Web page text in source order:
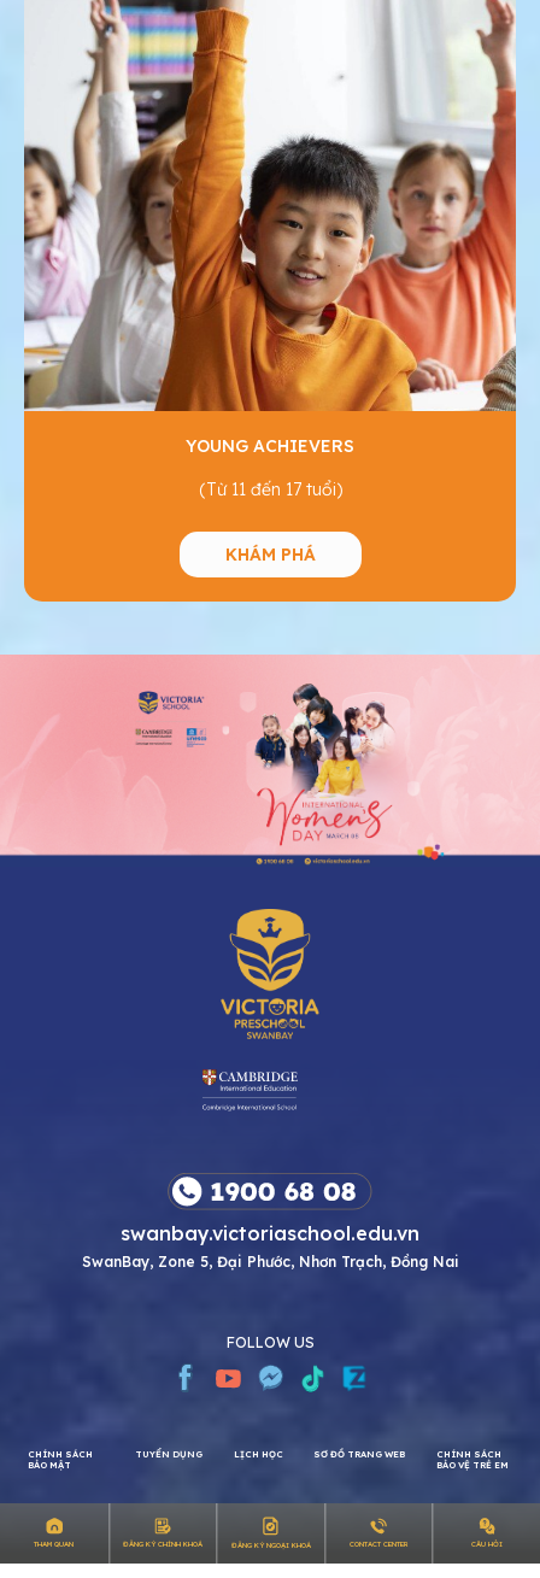
YOUNG ACHIEVERS
(Từ 11 đến 17 tuổi)
KHÁM PHÁ
swanbay.victoriaschool.edu.vn
SwanBay, Zone 5, Đại Phước, Nhơn Trạch, Đồng Nai
FOLLOW US
CHÍNH SÁCH
TUYỂN DỤNG LỊCH HỌC SƠ ĐỒ TRANG WEB
CHÍNH SÁCH
THAM QUAN ĐĂNG KÝ CHÍNH KHOÁ ĐĂNG KÝ NGOẠI KHOÁ CONTACT CENTER CÂU HỎI